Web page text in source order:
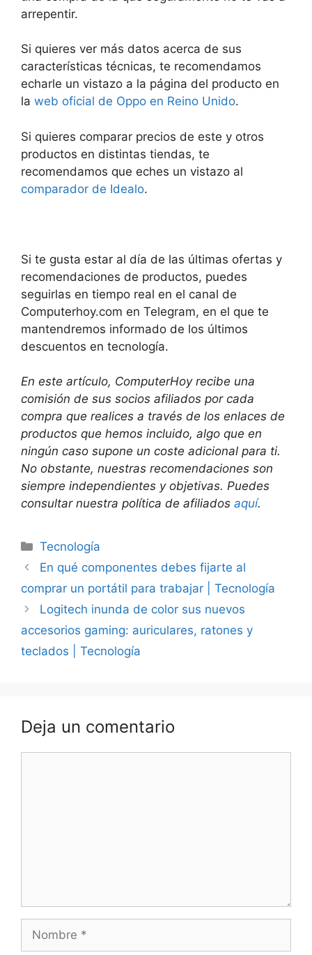
arrepentir.
Si quieres ver más datos acerca de sus
características técnicas, te recomendamos
echarle un vistazo a la página del producto en
la web oficial de Oppo en Reino Unido.
Si quieres comparar precios de este y otros
productos en distintas tiendas, te
recomendamos que eches un vistazo al
comparador de Idealo.
Si te gusta estar al día de las últimas ofertas y
recomendaciones de productos, puedes
seguirlas en tiempo real en el canal de
Computerhoy.com en Telegram, en el que te
mantendremos informado de los últimos
descuentos en tecnología.
En este artículo, ComputerHoy recibe una
comisión de sus socios afiliados por cada
compra que realices a través de los enlaces de
productos que hemos incluido, algo que en
ningún caso supone un coste adicional para ti.
No obstante, nuestras recomendaciones son
siempre independientes y objetivas. Puedes
consultar nuestra política de afiliados aquí.
Categorías
Tecnología
En qué componentes debes fijarte al
comprar un portátil para trabajar | Tecnología
Logitech inunda de color sus nuevos
accesorios gaming: auriculares, ratones y
teclados | Tecnología
Deja un comentario
Nombre